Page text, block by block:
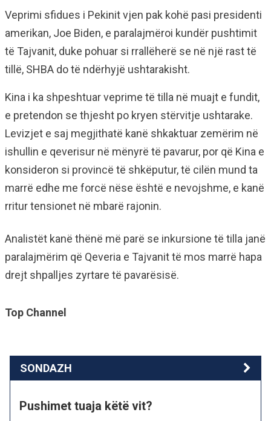
Veprimi sfidues i Pekinit vjen pak kohë pasi presidenti
amerikan, Joe Biden, e paralajmëroi kundër pushtimit
të Tajvanit, duke pohuar si rrallëherë se në një rast të
tillë, SHBA do të ndërhyjë ushtarakisht.
Kina i ka shpeshtuar veprime të tilla në muajt e fundit,
e pretendon se thjesht po kryen stërvitje ushtarake.
Levizjet e saj megjithatë kanë shkaktuar zemërim në
ishullin e qeverisur në mënyrë të pavarur, por që Kina e
konsideron si provincë të shkëputur, të cilën mund ta
marrë edhe me forcë nëse është e nevojshme, e kanë
rritur tensionet në mbarë rajonin.
Analistët kanë thënë më parë se inkursione të tilla janë
paralajmërim që Qeveria e Tajvanit të mos marrë hapa
drejt shpalljes zyrtare të pavarësisë.
Top Channel
SONDAZH
Pushimet tuaja këtë vit?